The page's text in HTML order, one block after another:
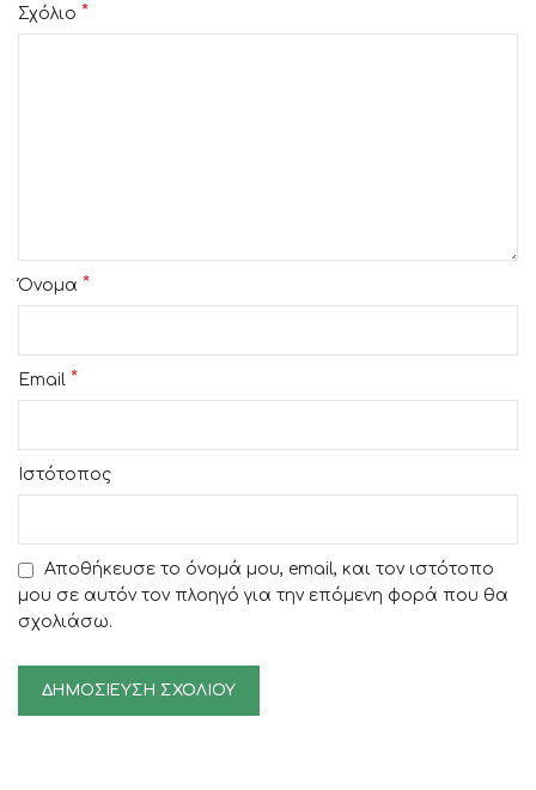
Σχόλιο *
Όνομα *
Email *
Ιστότοπος
Αποθήκευσε το όνομά μου, email, και τον ιστότοπο
μου σε αυτόν τον πλοηγό για την επόμενη φορά που θα
σχολιάσω.